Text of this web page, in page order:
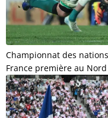
Championnat des
France première au Nord